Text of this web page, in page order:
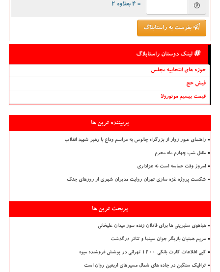
= ۴ بعلاوه ۲
بفرست به راستابلاگ
لینک دوستان راستابلاگ
حوزه های انتخابیه مجلس
فیش حج
قیمت بیسیم موتورولا
پربیننده ترین ها
راهنمای عبور زوار از بزرگراه چالوس به مراسم وداع با رهبر شهید انقلاب
مقتل شب چهارم ماه محرم
امروز وقت حماسه است نه عزاداری
شکست پروژه غزه سازی تهران روایت مدیران شهری از روزهای جنگ
پربحث ترین ها
هیاهوی سلبریتی ها برای قاتلان زنده سوز میدان علیخانی
مریم همتیان بازیگر جوان سینما و تئاتر درگذشت
کپی اطلاعات کارت بانکی ۱۲۰۰ تهرانی در پوشش فروشنده میوه
ترافیک سنگین در جاده های شمال مسیرهای اربعین روان است